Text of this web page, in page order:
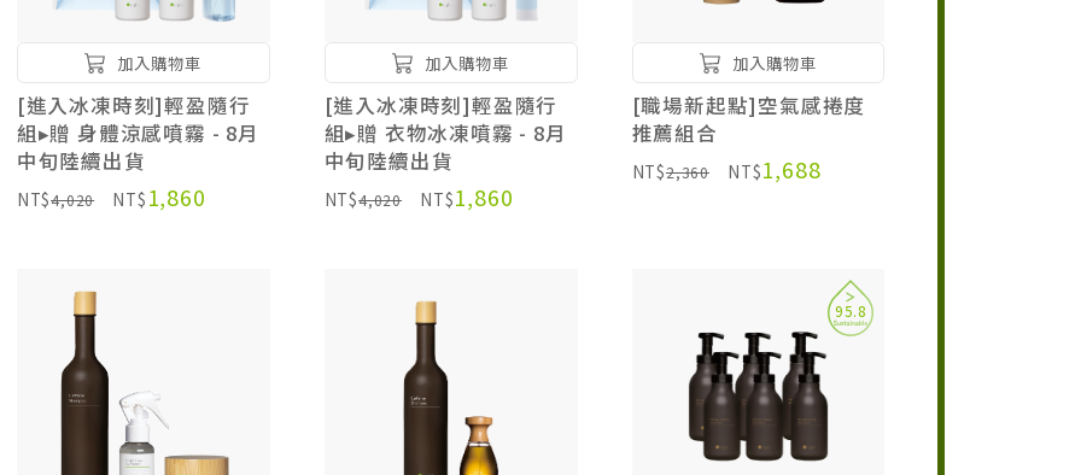
加入購物車
[進入冰凍時刻]輕盈隨行
組▸贈 身體涼感噴霧 - 8月
中旬陸續出貨
NT$4,020 NT$ 1,860
加入購物車
[進入冰凍時刻]輕盈隨行
組▸贈 衣物冰凍噴霧 - 8月
中旬陸續出貨
NT$4,020 NT$1,860
加入購物車
[職場新起點]空氣感捲度
推薦組合
NT$2,360 NT$1,688
95.8